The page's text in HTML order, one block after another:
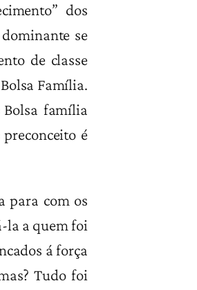
dos
se
de classe
Família.
Bolsa família
é
para com os
la a quem foi
á força
Tudo foi